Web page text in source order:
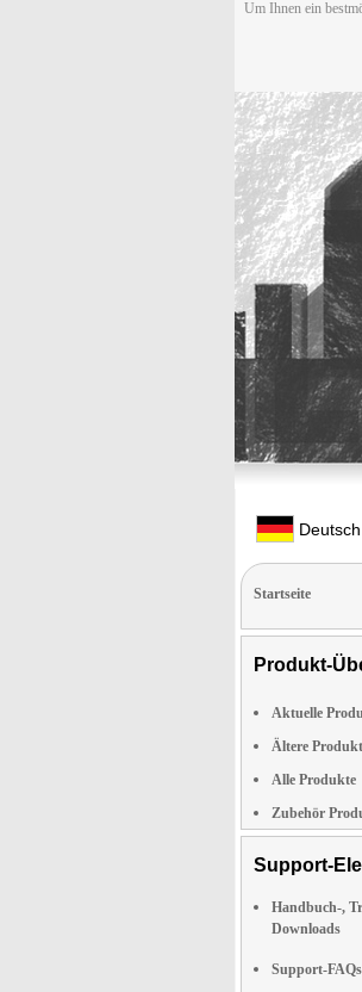
Um Ihnen ein
Deutsch
Startseite
Produkt-
Aktuelle
Ältere
Alle Produkte
Zubehör
Support-
Handbuch-,
Downloads
Support-FAQs